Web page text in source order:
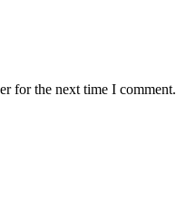
for the next time I comment.